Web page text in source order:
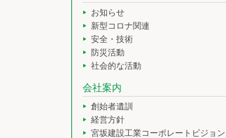
お知らせ
新型コロナ関連
安全・技術
防災活動
社会的な活動
会社案内
創始者遺訓
経営方針
宮坂建設工業コーポレートビジョン